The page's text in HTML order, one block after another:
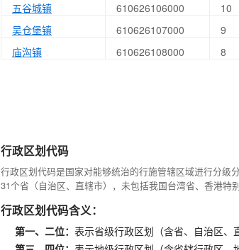
五谷城镇
610626106000
10
吴仓堡镇
610626107000
9
庙沟镇
610626108000 8
行政区划代码
行政区划代码是国家对能够统治的行施管辖区域进行分级
31个省（自治区、直辖市），未包括我国台湾省、香港特
行政区划代码含义：
第一、二位： 表示省级行政区划（含省、自治区、